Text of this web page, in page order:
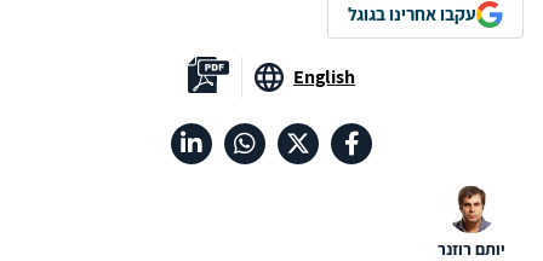
עקבו אחרינו בגוגל
English
יותם רוזנר